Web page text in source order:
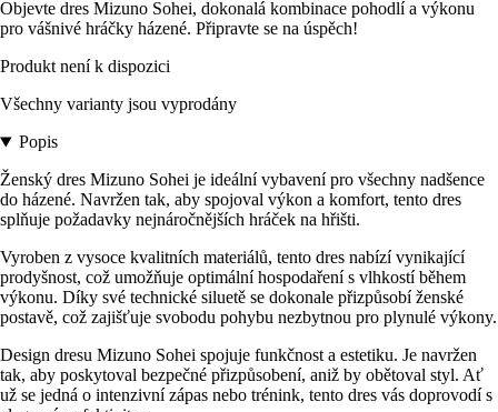
Objevte dres Mizuno Sohei, dokonalá kombinace pohodlí a výkonu
pro vášnivé hráčky házené. Připravte se na úspěch!
Produkt není k dispozici
Všechny varianty jsou vyprodány
Popis
Ženský dres Mizuno Sohei je ideální vybavení pro všechny nadšence
do házené. Navržen tak, aby spojoval výkon a komfort, tento dres
splňuje požadavky nejnáročnějších hráček na hřišti.
Vyroben z vysoce kvalitních materiálů, tento dres nabízí vynikající
prodyšnost, což umožňuje optimální hospodaření s vlhkostí během
výkonu. Díky své technické siluetě se dokonale přizpůsobí ženské
postavě, což zajišťuje svobodu pohybu nezbytnou pro plynulé výkony.
Design dresu Mizuno Sohei spojuje funkčnost a estetiku. Je navržen
tak, aby poskytoval bezpečné přizpůsobení, aniž by obětoval styl. Ať
už se jedná o intenzivní zápas nebo trénink, tento dres vás doprovodí s